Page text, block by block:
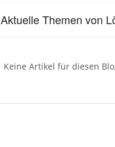
Aktuelle Themen von
Keine Artikel für diesen